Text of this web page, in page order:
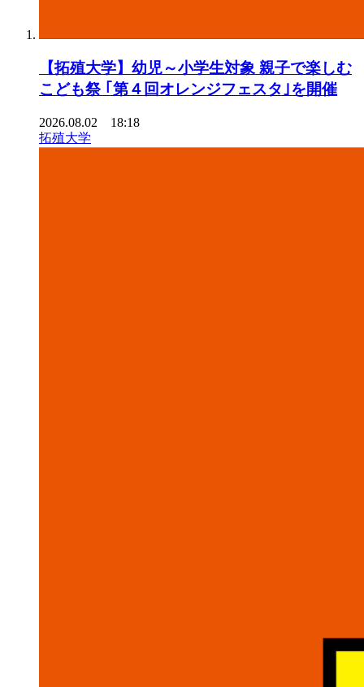
【拓殖大学】幼児～小学生対象 親子で楽しむ
こども祭 ｢第４回オレンジフェスタ｣を開催
2026.08.02 18:18
拓殖大学